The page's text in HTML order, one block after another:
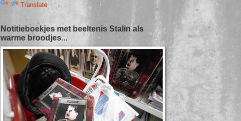
Translate
Notitieboekjes met beeltenis Stalin als
warme broodjes...